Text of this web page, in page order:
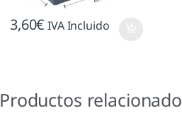
3,60€ IVA Incluido
Productos